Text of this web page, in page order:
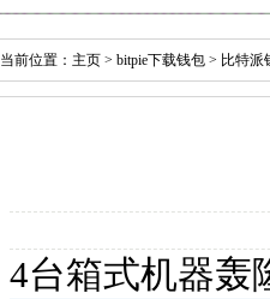
当前位置： 主页 > bitpie下载钱包 > 比特派
4台箱式机器轰